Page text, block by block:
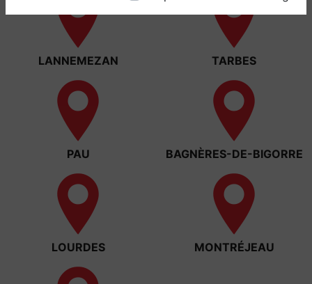
LANNEMEZAN TARBES
PAU BAGNÈRES-DE-BIGORRE
LOURDES MONTRÉJEAU